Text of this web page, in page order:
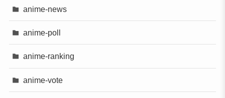
anime-news
anime-poll
anime-ranking
anime-vote